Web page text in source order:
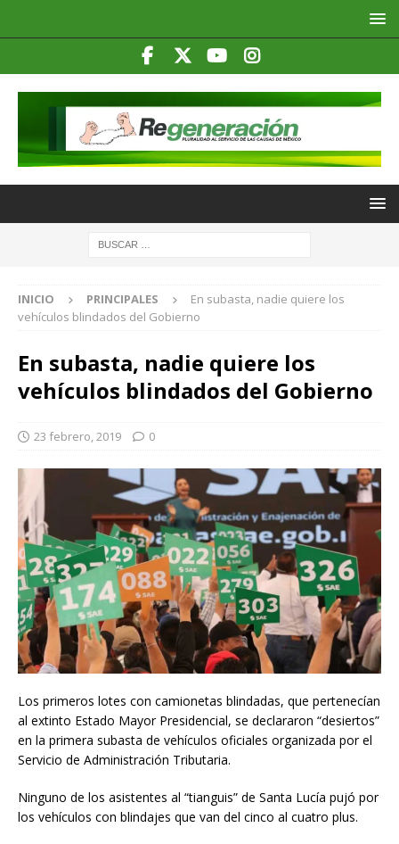
INICIO PRINCIPALES
En subasta, nadie quiere los
vehículos blindados del Gobierno
En subasta, nadie quiere los
vehículos blindados del Gobierno
23 febrero, 2019 0
Los primeros lotes con camionetas blindadas, que pertenecían
al extinto Estado Mayor Presidencial, se declararon “desiertos”
en la primera subasta de vehículos oficiales organizada por el
Servicio de Administración Tributaria.
Ninguno de los asistentes al “tianguis” de Santa Lucía pujó por
los vehículos con blindajes que van del cinco al cuatro plus.